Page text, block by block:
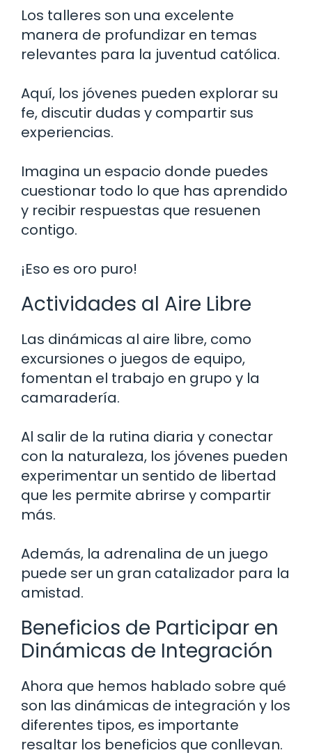
Los talleres son una excelente
manera de profundizar en temas
relevantes para la juventud católica.
Aquí, los jóvenes pueden explorar su
fe, discutir dudas y compartir sus
experiencias.
Imagina un espacio donde puedes
cuestionar todo lo que has aprendido
y recibir respuestas que resuenen
contigo.
¡Eso es oro puro!
Actividades al Aire Libre
Las dinámicas al aire libre, como
excursiones o juegos de equipo,
fomentan el trabajo en grupo y la
camaradería.
Al salir de la rutina diaria y conectar
con la naturaleza, los jóvenes pueden
experimentar un sentido de libertad
que les permite abrirse y compartir
más.
Además, la adrenalina de un juego
puede ser un gran catalizador para la
amistad.
Beneficios de Participar en
Dinámicas de Integración
Ahora que hemos hablado sobre qué
son las dinámicas de integración y los
diferentes tipos, es importante
resaltar los beneficios que conllevan.